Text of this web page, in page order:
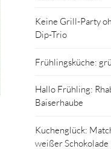
Keine Grill-Party
Dip-Trio
Frühlingsküche:
Hallo Frühling:
Baiserhaube
Kuchenglück:
weißer Schokolade